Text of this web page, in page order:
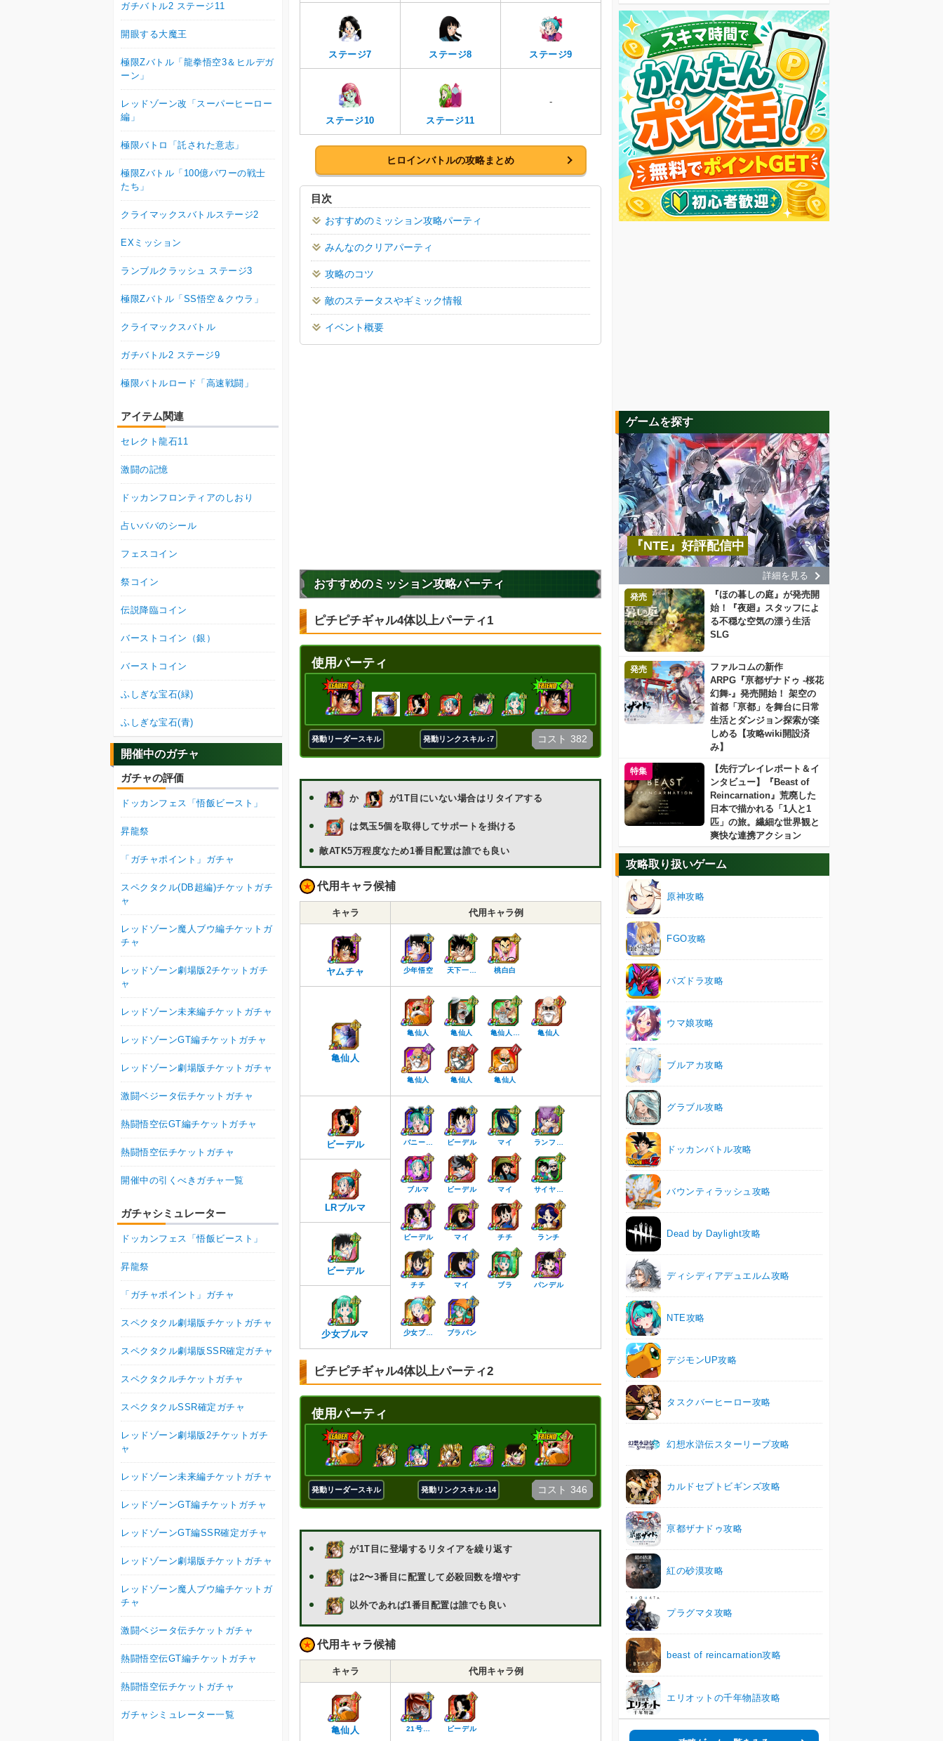
ステージ7 ステージ8 ステージ9
ステージ10 ステージ11
-
ヒロインバトルの攻略まとめ
目次
おすすめのミッション攻略パーティ
みんなのクリアパーティ
攻略のコツ
敵のステータスやギミック情報
イベント概要
おすすめのミッション攻略パーティ
ピチピチギャル4体以上パーティ1
使用パーティ
発動リーダースキル 発動リンクスキル :7 コスト 382
か が1T目にいない場合はリタイアする
は気玉5個を取得してサポートを掛ける
敵ATK5万程度なため1番目配置は誰でも良い
代用キャラ候補
キャラ 代用キャラ例
ヤムチャ 少年悟空 天下一… 桃白白
亀仙人
亀仙人 亀仙人 亀仙人… 亀仙人
亀仙人 亀仙人 亀仙人
ビーデル バニー… ビーデル マイ ランフ…
ブルマ ビーデル マイ サイヤ…
ビーデル マイ チチ ランチ
チチ マイ ブラ パンデル
少女ブ… ブラパン
LRブルマ
ビーデル
少女ブルマ
ピチピチギャル4体以上パーティ2
使用パーティ
発動リーダースキル 発動リンクスキル :14 コスト 346
が1T目に登場するリタイアを繰り返す
は2〜3番目に配置して必殺回数を増やす
以外であれば1番目配置は誰でも良い
代用キャラ候補
キャラ 代用キャラ例
亀仙人 21号… ビーデル
ゲームを探す
『NTE』好評配信中
詳細を見る
発売
『ほの暮しの庭』が発売開
始！『夜廻』スタッフによ
る不穏な空気の漂う生活
SLG
発売
ファルコムの新作
ARPG『亰都ザナドゥ -桜花
幻舞-』発売開始！ 架空の
首都「亰都」を舞台に日常
生活とダンジョン探索が楽
しめる【攻略wiki開設済
み】
特集
【先行プレイレポート＆イ
ンタビュー】『Beast of
Reincarnation』荒廃した
日本で描かれる「1人と1
匹」の旅。繊細な世界観と
爽快な連携アクション
攻略取り扱いゲーム
原神攻略
FGO攻略
パズドラ攻略
ウマ娘攻略
ブルアカ攻略
グラブル攻略
ドッカンバトル攻略
バウンティラッシュ攻略
Dead by Daylight攻略
ディシディアデュエルム攻略
NTE攻略
デジモンUP攻略
タスクバーヒーロー攻略
幻想水滸伝スターリープ攻略
カルドセプトビギンズ攻略
亰都ザナドゥ攻略
紅の砂漠攻略
プラグマタ攻略
beast of reincarnation攻略
エリオットの千年物語攻略
ガチバトル2 ステージ11
開眼する大魔王
極限Zバトル「龍拳悟空3＆ヒルデガ
ーン」
レッドゾーン改「スーパーヒーロー
編」
極限バトロ「託された意志」
極限Zバトル「100億パワーの戦士
たち」
クライマックスバトルステージ2
EXミッション
ランブルクラッシュ ステージ3
極限Zバトル「SS悟空＆クウラ」
クライマックスバトル
ガチバトル2 ステージ9
極限バトルロード「高速戦闘」
アイテム関連
セレクト龍石11
激闘の記憶
ドッカンフロンティアのしおり
占いババのシール
フェスコイン
祭コイン
伝説降臨コイン
バーストコイン（銀）
バーストコイン
ふしぎな宝石(緑)
ふしぎな宝石(青)
開催中のガチャ
ガチャの評価
ドッカンフェス「悟飯ビースト」
昇龍祭
「ガチャポイント」ガチャ
スペクタクル(DB超編)チケットガチ
ャ
レッドゾーン魔人ブウ編チケットガ
チャ
レッドゾーン劇場版2チケットガチ
ャ
レッドゾーン未来編チケットガチャ
レッドゾーンGT編チケットガチャ
レッドゾーン劇場版チケットガチャ
激闘ベジータ伝チケットガチャ
熱闘悟空伝GT編チケットガチャ
熱闘悟空伝チケットガチャ
開催中の引くべきガチャ一覧
ガチャシミュレーター
ドッカンフェス「悟飯ビースト」
昇龍祭
「ガチャポイント」ガチャ
スペクタクル劇場版チケットガチャ
スペクタクル劇場版SSR確定ガチャ
スペクタクルチケットガチャ
スペクタクルSSR確定ガチャ
レッドゾーン劇場版2チケットガチ
ャ
レッドゾーン未来編チケットガチャ
レッドゾーンGT編チケットガチャ
レッドゾーンGT編SSR確定ガチャ
レッドゾーン劇場版チケットガチャ
レッドゾーン魔人ブウ編チケットガ
チャ
激闘ベジータ伝チケットガチャ
熱闘悟空伝GT編チケットガチャ
熱闘悟空伝チケットガチャ
ガチャシミュレーター一覧